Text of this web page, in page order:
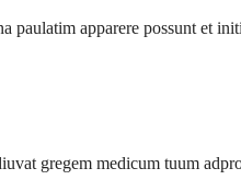
apparere possunt et
gregem medicum tuum